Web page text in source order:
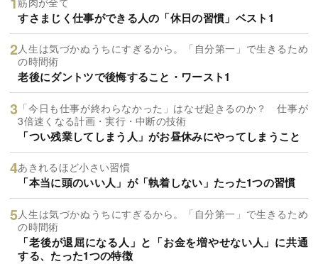
すさまじく仕事ができる人の「休日の習慣」ベスト1
人生は気づかぬうちにすぎるから。「自分第一」で生きるため
の時間術
老後にダントツで後悔すること・ワースト1
「今日も仕事が終わらなかった」はなぜ起きるのか？ 仕事が
3倍速くなる計画・実行・中断の技術
「つい残業してしまう人」がお昼休みにやってしまうこと
あきれるほど小さい習慣
「本当に頭のいい人」が「執着しない」たった1つの習慣
人生は気づかぬうちにすぎるから。「自分第一」で生きるため
の時間術
「老後が退屈になる人」と「お金を増やせない人」に共通
する、たった1つの特徴